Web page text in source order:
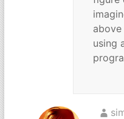
above
using